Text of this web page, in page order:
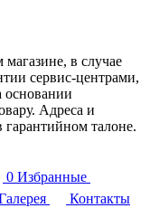
в случае
сервис-центрами,
основании
Адреса и
талоне.
0 Избранные
Контакты